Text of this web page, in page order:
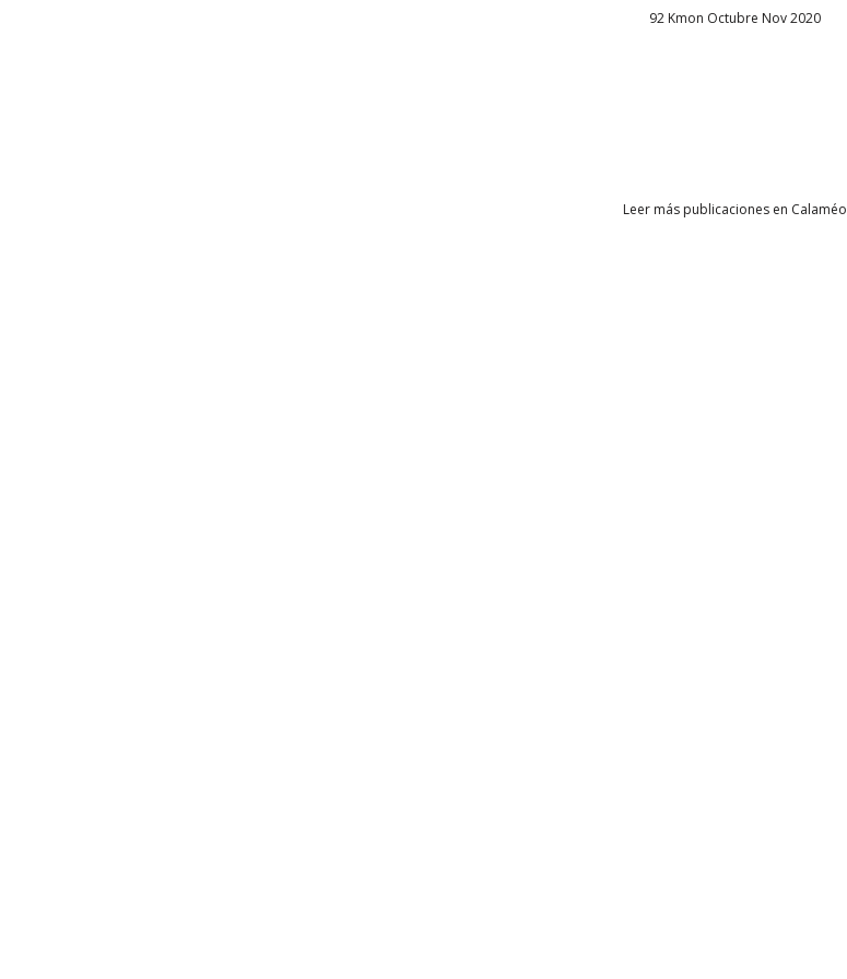
92 Kmon Octubre Nov 2020
Leer más publicaciones en Calaméo